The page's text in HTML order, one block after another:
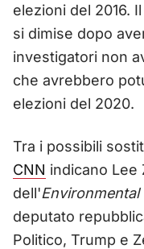
elezioni del 2016.
si dimise dopo
investigatori non
che avrebbero
elezioni del 2020.
Tra i possibili
CNN indicano Lee
dell'
deputato
Politico, Trump e